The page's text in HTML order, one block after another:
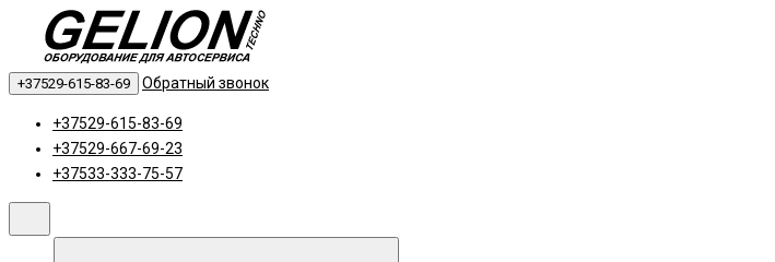
+37529-615-83-69 Обратный звонок
+37529-615-83-69
+37529-667-69-23
+37533-333-75-57